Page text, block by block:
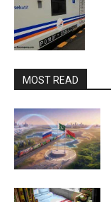
MOST READ